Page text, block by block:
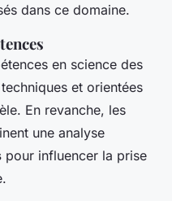
dans ce domaine.
en science des
et orientées
En revanche, les
une analyse
pour influencer la prise